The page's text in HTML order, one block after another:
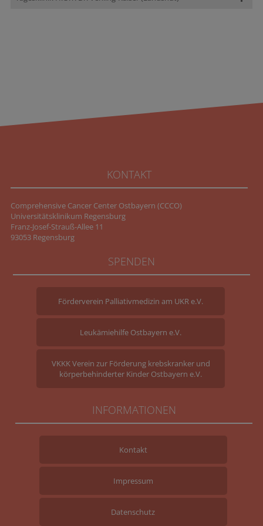
KONTAKT
Comprehensive Cancer Center Ostbayern (CCCO)
Universitätsklinikum Regensburg
Franz-Josef-Strauß-Allee 11
93053 Regensburg
SPENDEN
Förderverein Palliativmedizin am UKR e.V.
Leukämiehilfe Ostbayern e.V.
VKKK Verein zur Förderung krebskranker und
körperbehinderter Kinder Ostbayern e.V.
INFORMATIONEN
Kontakt
Impressum
Datenschutz